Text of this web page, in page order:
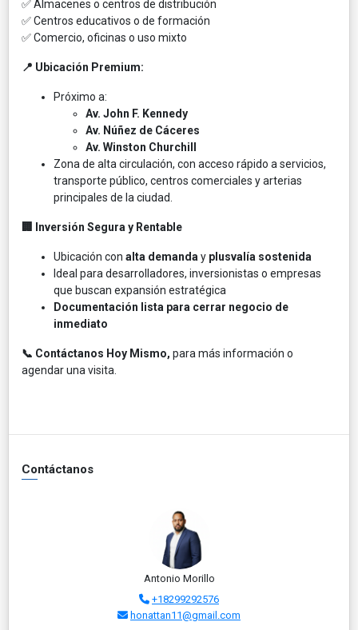
✅ Almacenes o centros de distribución
✅ Centros educativos o de formación
✅ Comercio, oficinas o uso mixto
📍 Ubicación Premium:
Próximo a:
Av. John F. Kennedy
Av. Núñez de Cáceres
Av. Winston Churchill
Zona de alta circulación, con acceso rápido a servicios,
transporte público, centros comerciales y arterias
principales de la ciudad.
Inversión Segura y Rentable
Ubicación con alta demanda y plusvalía sostenida
Ideal para desarrolladores, inversionistas o empresas
que buscan expansión estratégica
Documentación lista para cerrar negocio de
inmediato
📞 Contáctanos Hoy Mismo, para más información o
agendar una visita.
Contáctanos
Antonio Morillo
+18299292576
honattan11@gmail.com